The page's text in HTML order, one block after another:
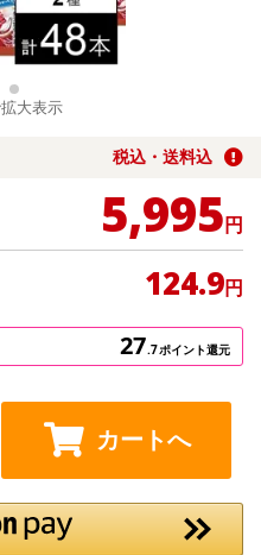
大表示
税込・送料込
5,995円
124.9円
27.7ポイント還元
カートへ